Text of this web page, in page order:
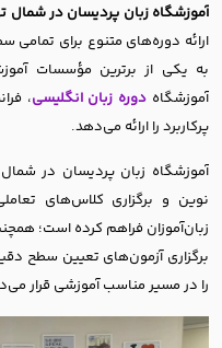
آموزشگاه زبان‌ پردیسان در شمال
ارائه دوره‌های متنوع برای تمامی
به یکی از برترین مؤسسات
آموزشگاه دوره زبان انگلیسی،
پرکاربرد را ارائه می‌دهد.
آموزشگاه زبان پردیسان در
نوین و برگزاری کلاس‌های
زبان‌آموزان فراهم کرده است؛
برگزاری آزمون‌های تعیین سطح
را در مسیر مناسب آموزشی قرار